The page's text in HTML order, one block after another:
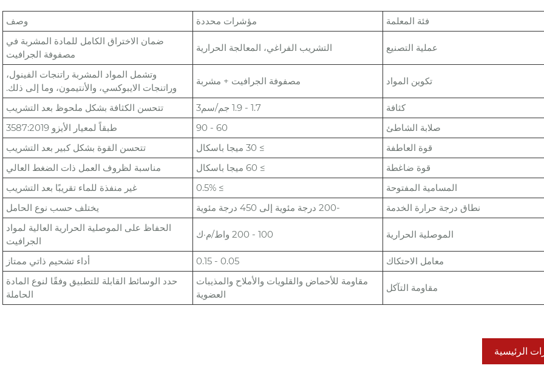
فئة المعلمة مؤشرات محددة وصف
عملية التصنيع التشريب الفراغي، المعالجة الحرارية
ضمان الاختراق الكامل للمادة المشربة في
مصفوفة الجرافيت
تكوين المواد مصفوفة الجرافيت + مشربة
وتشمل المواد المشربة راتنجات الفينول،
وراتنجات الايبوكسي، والأنتيمون، وما إلى ذلك.
كثافة
1.7 - 1.9 جم/سم3
تتحسن الكثافة بشكل ملحوظ بعد التشريب
صلابة الشاطئ
60 - 90
طبقاً لمعيار الأيزو 3587:2019
قوة العاطفة
≥ 30 ميجا باسكال
تتحسن القوة بشكل كبير بعد التشريب
قوة ضاغطة
≥ 60 ميجا باسكال
مناسبة لظروف العمل ذات الضغط العالي
المسامية المفتوحة
≥ 0.5%
غير منفذة للماء تقريبًا بعد التشريب
نطاق درجة حرارة الخدمة
-200 درجة مئوية إلى 450 درجة مئوية يختلف حسب نوع الحامل
الموصلية الحرارية 100 - 200 واط/م·ك
الحفاظ على الموصلية الحرارية العالية لمواد
الجرافيت
معامل الاحتكاك
0.05 - 0.15 أداء تشحيم ذاتي ممتاز
مقاومة التآكل
مقاومة للأحماض والقلويات والأملاح والمذيبات
العضوية
حدد الوسائط القابلة للتطبيق وفقًا لنوع المادة
الحاملة
الرئيسية